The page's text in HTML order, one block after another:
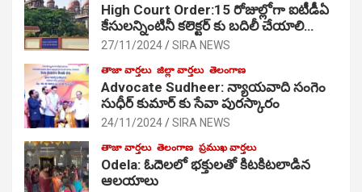
High Court Order:15 రోజుల్లోగా ఐటీడీఏ
కేసులన్నింటినీ కలెక్టర్ కు బదిలీ చేయాలి…
27/11/2024 SIRA NEWS
తాజా వార్తలు జిల్లా వార్తలు తెలంగాణ
Advocate Sudheer: న్యాయవాది సంగెం
సుధీర్ కుమార్ కు సేవా పురస్కారం
24/11/2024 SIRA NEWS
తాజా వార్తలు తెలంగాణ ప్రముఖ వార్తలు
Odela: ఓదెల‌లో భక్తులతో కిటకిటలాడిన
ఆల‌యాలు